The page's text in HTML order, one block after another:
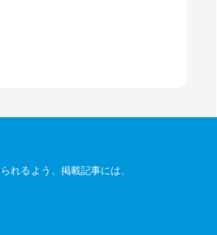
れるよう、掲載記事には、